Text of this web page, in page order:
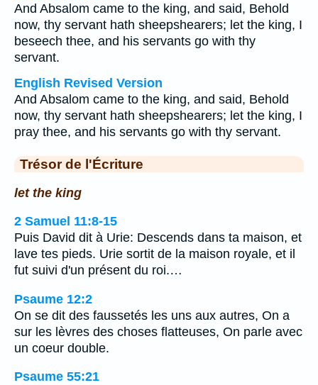
And Absalom came to the king, and said, Behold
now, thy servant hath sheepshearers; let the king, I
beseech thee, and his servants go with thy
servant.
English Revised Version
And Absalom came to the king, and said, Behold
now, thy servant hath sheepshearers; let the king, I
pray thee, and his servants go with thy servant.
Trésor de l'Écriture
let the king
2 Samuel 11:8-15
Puis David dit à Urie: Descends dans ta maison, et
lave tes pieds. Urie sortit de la maison royale, et il
fut suivi d'un présent du roi.…
Psaume 12:2
On se dit des faussetés les uns aux autres, On a
sur les lèvres des choses flatteuses, On parle avec
un coeur double.
Psaume 55:21